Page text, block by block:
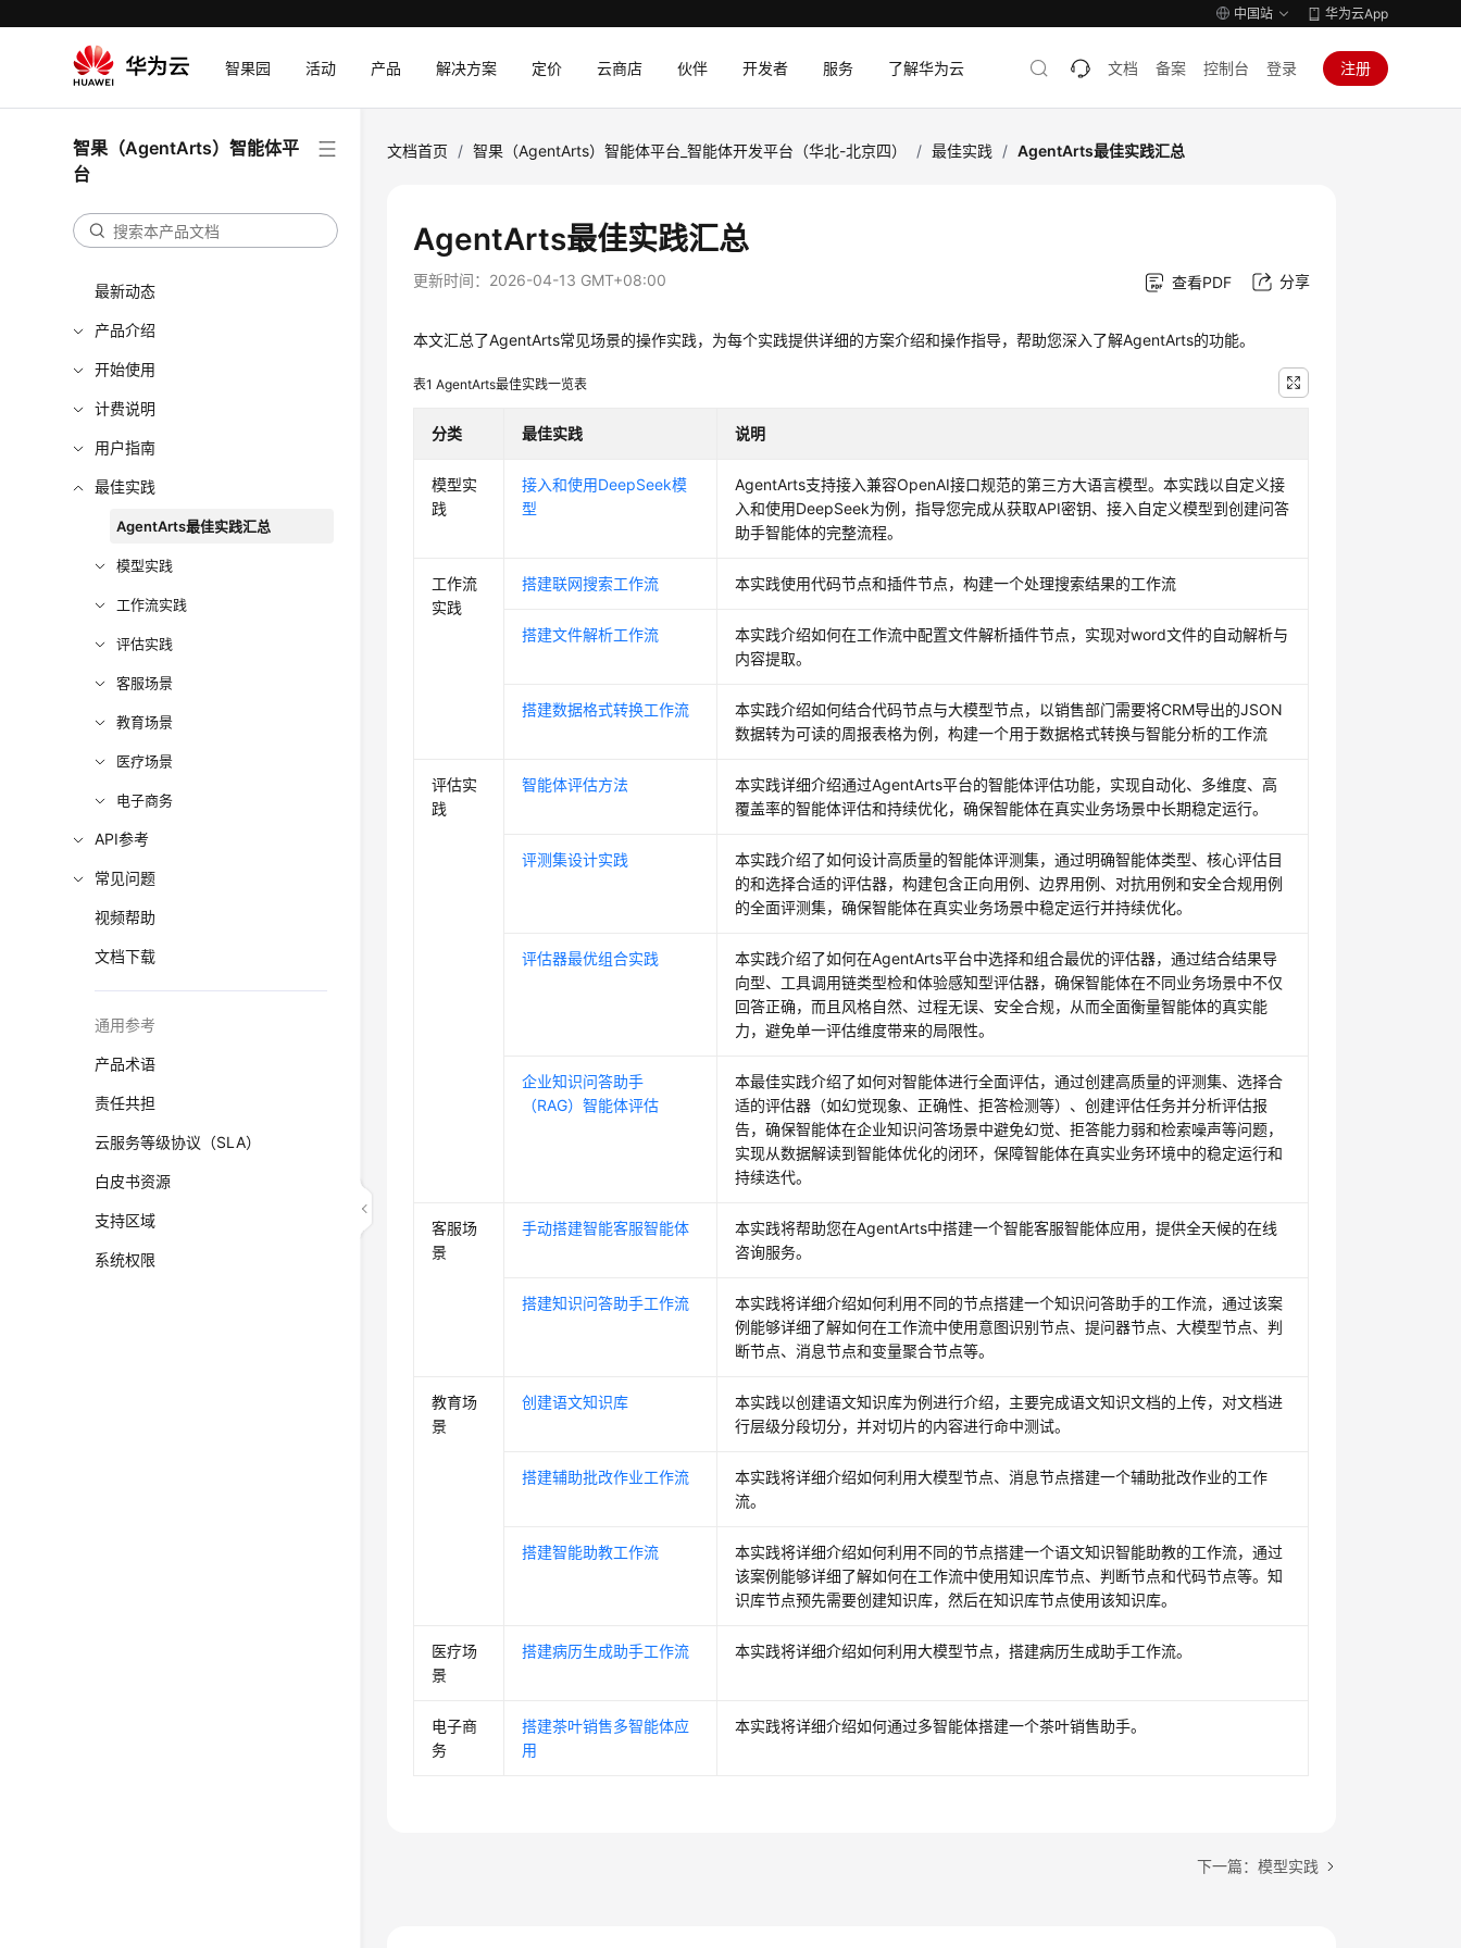
中国站 华为云App
智果园 活动 产品 解决方案 定价 云商店 伙伴 开发者 服务 了解华为云 文档 备案 控制台 登录 注册
智果（AgentArts）智能体平
台
最新动态
产品介绍
开始使用
计费说明
用户指南
最佳实践
AgentArts最佳实践汇总
模型实践
工作流实践
评估实践
客服场景
教育场景
医疗场景
电子商务
API参考
常见问题
视频帮助
文档下载
通用参考
产品术语
责任共担
云服务等级协议（SLA）
白皮书资源
支持区域
系统权限
文档首页 / 智果（AgentArts）智能体平台_智能体开发平台（华北-北京四） / 最佳实践 / AgentArts最佳实践汇总
AgentArts最佳实践汇总
更新时间： 2026-04-13 GMT+08:00 查看PDF 分享
本文汇总了AgentArts常见场景的操作实践，为每个实践提供详细的方案介绍和操作指导，帮助您深入了解AgentArts的功能。
表1AgentArts最佳实践一览表
分类 最佳实践 说明
模型实
践
接入和使用DeepSeek模
型
AgentArts支持接入兼容OpenAI接口规范的第三方大语言模型。本实践以自定义接
入和使用DeepSeek为例，指导您完成从获取API密钥、接入自定义模型到创建问答
助手智能体的完整流程。
工作流
实践
搭建联网搜索工作流 本实践使用代码节点和插件节点，构建一个处理搜索结果的工作流
搭建文件解析工作流
本实践介绍如何在工作流中配置文件解析插件节点，实现对word文件的自动解析与
内容提取。
搭建数据格式转换工作流
本实践介绍如何结合代码节点与大模型节点，以销售部门需要将CRM导出的JSON
数据转为可读的周报表格为例，构建一个用于数据格式转换与智能分析的工作流
评估实
践
智能体评估方法
本实践详细介绍通过AgentArts平台的智能体评估功能，实现自动化、多维度、高
覆盖率的智能体评估和持续优化，确保智能体在真实业务场景中长期稳定运行。
评测集设计实践
本实践介绍了如何设计高质量的智能体评测集，通过明确智能体类型、核心评估目
的和选择合适的评估器，构建包含正向用例、边界用例、对抗用例和安全合规用例
的全面评测集，确保智能体在真实业务场景中稳定运行并持续优化。
评估器最优组合实践
本实践介绍了如何在AgentArts平台中选择和组合最优的评估器，通过结合结果导
向型、工具调用链类型检和体验感知型评估器，确保智能体在不同业务场景中不仅
回答正确，而且风格自然、过程无误、安全合规，从而全面衡量智能体的真实能
力，避免单一评估维度带来的局限性。
企业知识问答助手
（RAG）智能体评估
本最佳实践介绍了如何对智能体进行全面评估，通过创建高质量的评测集、选择合
适的评估器（如幻觉现象、正确性、拒答检测等）、创建评估任务并分析评估报
告，确保智能体在企业知识问答场景中避免幻觉、拒答能力弱和检索噪声等问题，
实现从数据解读到智能体优化的闭环，保障智能体在真实业务环境中的稳定运行和
持续迭代。
客服场
景
手动搭建智能客服智能体
本实践将帮助您在AgentArts中搭建一个智能客服智能体应用，提供全天候的在线
咨询服务。
搭建知识问答助手工作流
本实践将详细介绍如何利用不同的节点搭建一个知识问答助手的工作流，通过该案
例能够详细了解如何在工作流中使用意图识别节点、提问器节点、大模型节点、判
断节点、消息节点和变量聚合节点等。
教育场
景
创建语文知识库
本实践以创建语文知识库为例进行介绍，主要完成语文知识文档的上传，对文档进
行层级分段切分，并对切片的内容进行命中测试。
搭建辅助批改作业工作流
本实践将详细介绍如何利用大模型节点、消息节点搭建一个辅助批改作业的工作
流。
搭建智能助教工作流
本实践将详细介绍如何利用不同的节点搭建一个语文知识智能助教的工作流，通过
该案例能够详细了解如何在工作流中使用知识库节点、判断节点和代码节点等。知
识库节点预先需要创建知识库，然后在知识库节点使用该知识库。
医疗场
景
搭建病历生成助手工作流 本实践将详细介绍如何利用大模型节点，搭建病历生成助手工作流。
电子商
务
搭建茶叶销售多智能体应
用
本实践将详细介绍如何通过多智能体搭建一个茶叶销售助手。
下一篇：模型实践